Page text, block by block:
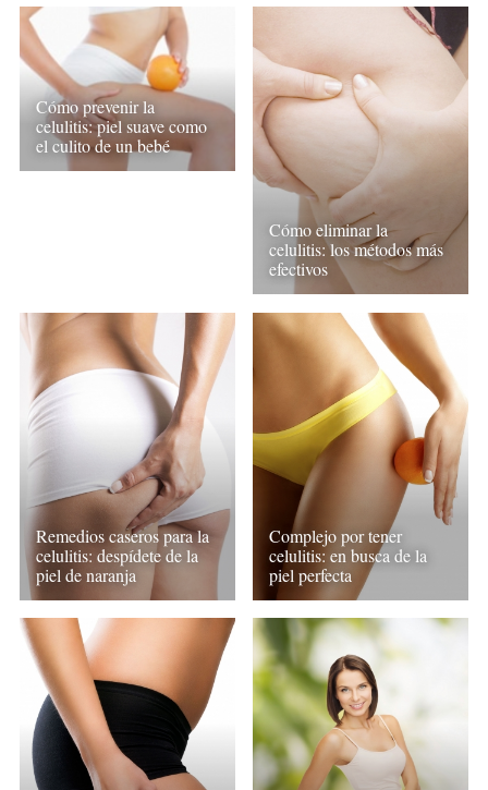
Cómo prevenir la
celulitis: piel suave como
el culito de un bebé
Cómo eliminar la
celulitis: los métodos más
efectivos
Remedios caseros para la
celulitis: despídete de la
piel de naranja
Complejo por tener
celulitis: en busca de la
piel perfecta